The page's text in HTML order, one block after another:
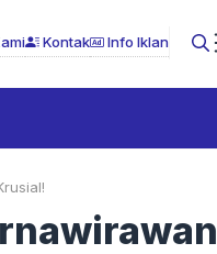
Kontak Info Iklan